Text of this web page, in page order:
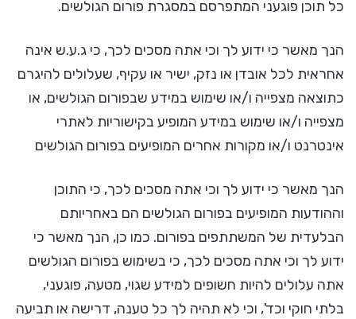
כל תוכן פוגעני המתפרסם במסגרת פורום הגולשים.
הנך מאשר כי ידוע לך וכי אתה מסכים לכך, כי ג.ע.ש אינה
אחראית לכל אובדן או נזק, ישיר או עקיף, שעלולים להיגרם
כתוצאה מצפייה ו/או שימוש במידע שבפורום הגולשים, או
מצפייה ו/או שימוש במידע המופיע בקישוריות לאתרי
אינטרנט ו/או מקורות אחרים המופיעים בפורום הגולשים
הנך מאשר כי ידוע לך וכי אתה מסכים לכך, כי התוכן
וההודעות המופיעים בפורום הגולשים הם באחריותם
הבלעדית של המשתתפים בפורום. כמו כן, הנך מאשר כי
ידוע לך וכי אתה מסכים לכך, כי בשימוש בפורום הגולשים
אתה עלולים להיות חשופים למידע שגוי, מטעה, פוגעני,
בלתי חוקי וכד', וכי לא תהיה לך כל טענה, דרישה או תביעה